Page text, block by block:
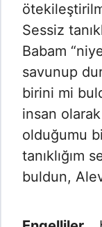
Sessiz
Babam
savunup
birini mi
insan
olduğumu
tanıklığım
buldun,